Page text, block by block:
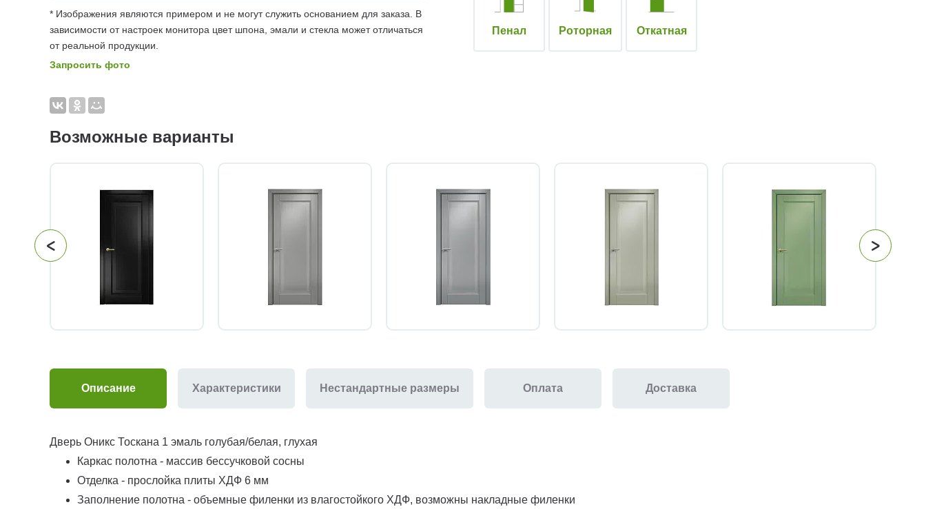
* Изображения являются примером и не могут служить основанием для заказа. В
зависимости от настроек монитора цвет шпона, эмали и стекла может отличаться
от реальной продукции.
Запросить фото
Пенал Роторная Откатная
Возможные варианты
Описание Характеристики Нестандартные размеры Оплата Доставка
Дверь Оникс Тоскана 1 эмаль голубая/белая, глухая
Каркас полотна - массив бессучковой сосны
Отделка - прослойка плиты ХДФ 6 мм
Заполнение полотна - объемные филенки из влагостойкого ХДФ, возможны накладные филенки